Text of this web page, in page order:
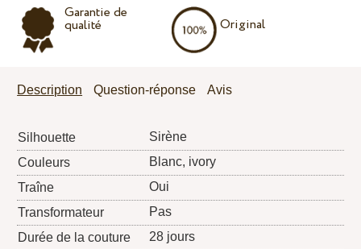
Garantie de
qualité Original
Description Question-réponse Avis
Silhouette
Sirène
Couleurs
Blanc, ivory
Traîne
Oui
Transformateur
Pas
Durée de la couture
28 jours